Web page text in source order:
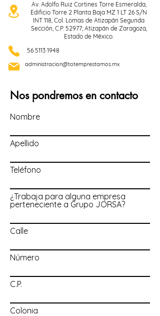
Av. Adolfo Ruiz Cortines Torre Esmeralda,
Edificio Torre 2 Planta Baja MZ 1 LT 26 S/N
INT 118, Col. Lomas de Atizapán Segunda
Sección, C.P. 52977; Atizapán de Zaragoza,
Estado de México.
56 5113 1948
administracion@totemprestamos.mx
Nos pondremos en contacto
Nombre
Apellido
Teléfono
¿Trabaja para alguna empresa
perteneciente a Grupo JORSA?
Calle
Número
C.P.
Colonia